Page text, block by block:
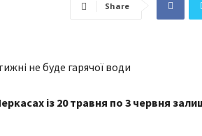
Share
із 20 травня по 3 червня